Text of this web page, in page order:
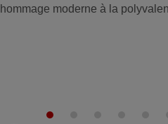
hommage moderne à la